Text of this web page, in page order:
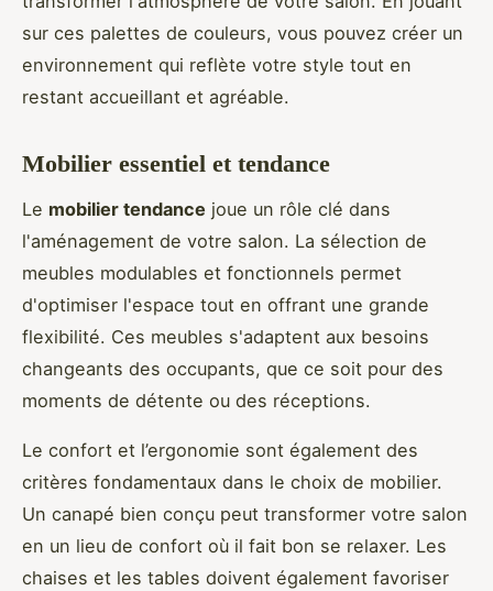
sur ces palettes de couleurs, vous pouvez créer un
environnement qui reflète votre style tout en
restant accueillant et agréable.
Mobilier essentiel et tendance
Le mobilier tendance joue un rôle clé dans
l'aménagement de votre salon. La sélection de
meubles modulables et fonctionnels permet
d'optimiser l'espace tout en offrant une grande
flexibilité. Ces meubles s'adaptent aux besoins
changeants des occupants, que ce soit pour des
moments de détente ou des réceptions.
Le confort et l’ergonomie sont également des
critères fondamentaux dans le choix de mobilier.
Un canapé bien conçu peut transformer votre salon
en un lieu de confort où il fait bon se relaxer. Les
chaises et les tables doivent également favoriser